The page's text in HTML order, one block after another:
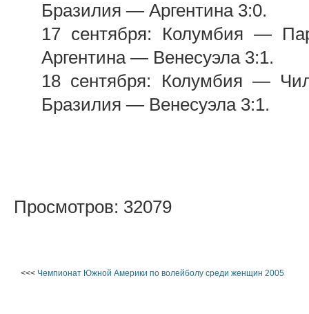
Бразилия — Аргентина 3:0.
17 сентября: Колумбия —
Аргентина — Венесуэла 3:1.
18 сентября: Колумбия —
Бразилия — Венесуэла 3:1.
Просмотров: 32079
<<< Чемпионат Южной Америки по волейболу среди женщин 2005